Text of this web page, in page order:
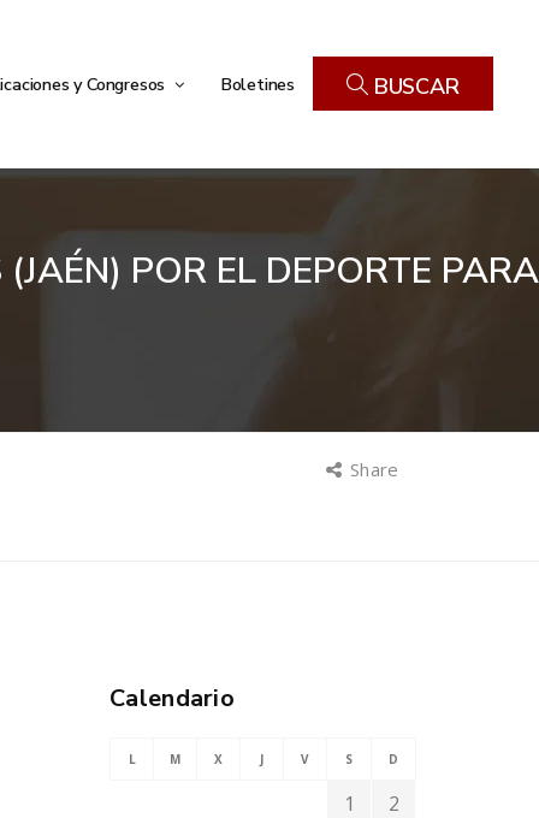
y Congresos Boletines BUSCAR
POR EL DEPORTE PARA
Share
Calendario
L M X J V S D
1
2